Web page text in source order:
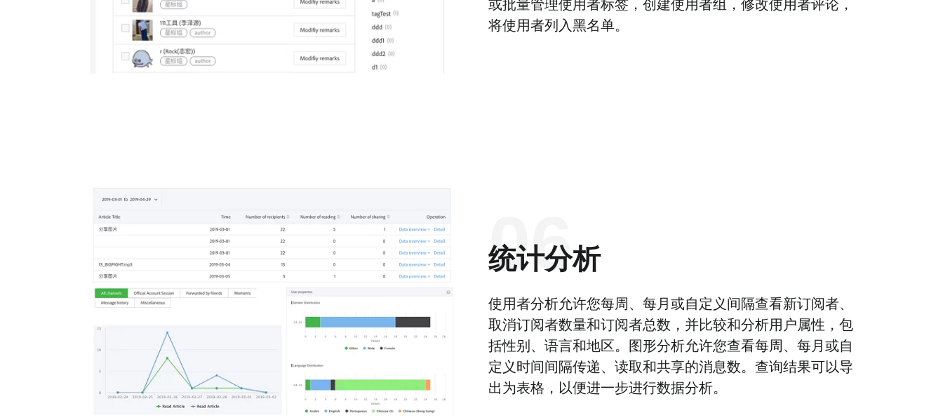
或批量管理使用者标签，创建使用者组，修改使用者评论，
将使用者列入黑名单。
06
统计分析
使用者分析允许您每周、每月或自定义间隔查看新订阅者、
取消订阅者数量和订阅者总数，并比较和分析用户属性，包
括性别、语言和地区。图形分析允许您查看每周、每月或自
定义时间间隔传递、读取和共享的消息数。查询结果可以导
出为表格，以便进一步进行数据分析。